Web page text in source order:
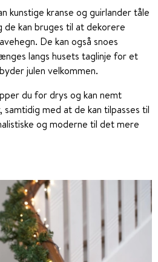
kunstige kranse og guirlander tåle
de kan bruges til at dekorere
De kan også snoes
langs husets taglinje for et
julen velkommen.
du for drys og kan nemt
med at de kan tilpasses til
og moderne til det mere